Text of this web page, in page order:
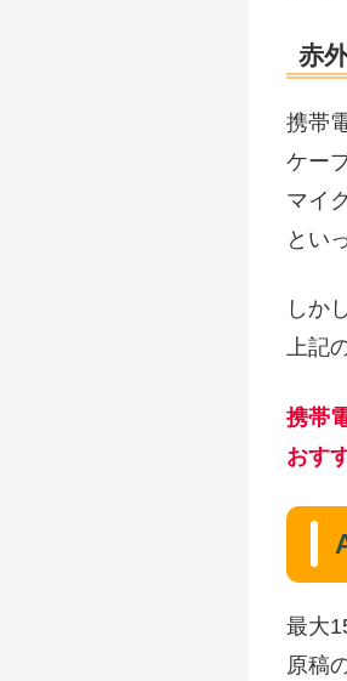
赤
携帯
ケー
マイ
とい
しか
上記
携帯
おす
最大
原稿